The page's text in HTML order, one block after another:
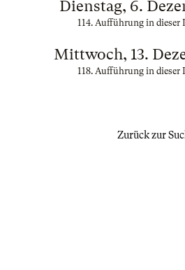
Dienstag, 6.
114. Aufführung in dieser
Mittwoch, 13.
118. Aufführung in dieser
Zurück zur